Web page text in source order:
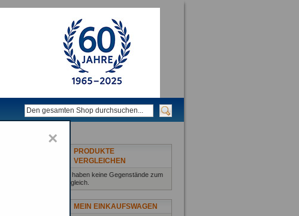
PRODUKTE
VERGLEICHEN
Sie haben keine Gegenstände zum
Vergleich.
MEIN EINKAUFSWAGEN
×